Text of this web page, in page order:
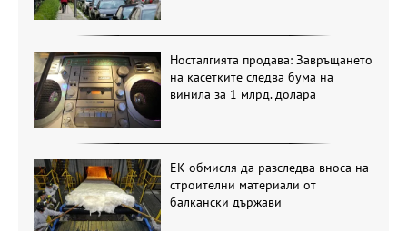
Носталгията продава: Завръщането
на касетките следва бума на
винила за 1 млрд. долара
ЕК обмисля да разследва вноса на
строителни материали от
балкански държави